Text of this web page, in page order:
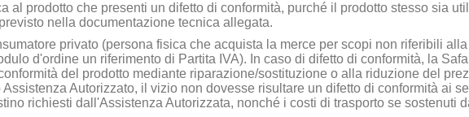
al prodotto che presenti un difetto di conformità, purché il prodotto stesso sia
nella documentazione tecnica allegata.
privato (persona fisica che acquista la merce per scopi non riferibili
d'ordine un riferimento di Partita IVA). In caso di difetto di conformità, la
del prodotto mediante riparazione/sostituzione o alla riduzione del
Autorizzato, il vizio non dovesse risultare un difetto di conformità ai
richiesti dall'Assistenza Autorizzata, nonché i costi di trasporto se sostenuti